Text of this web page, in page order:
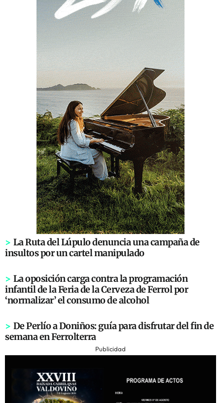
> La Ruta del Lúpulo denuncia una campaña de
insultos por un cartel manipulado
> La oposición carga contra la programación
infantil de la Feria de la Cerveza de Ferrol por
‘normalizar’ el consumo de alcohol
> De Perlío a Doniños: guía para disfrutar del fin de
semana en Ferrolterra
Publicidad